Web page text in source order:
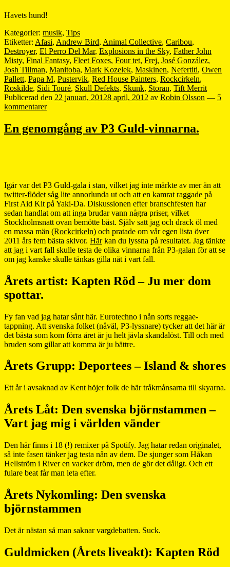
Havets hund!
Kategorier: musik, Tips
Etiketter: Afasi, Andrew Bird, Animal Collective, Caribou,
Destroyer, El Perro Del Mar, Explosions in the Sky, Father John
Misty, Final Fantasy, Fleet Foxes, Four tet, Frej, José González,
Josh Tillman, Manitoba, Mark Kozelek, Maskinen, Nefertiti, Owen
Pallett, Papa M, Pustervik, Red House Painters, Rockcirkeln,
Roskilde, Sidi Touré, Skull Defekts, Skunk, Storan, Tift Merrit
Publicerad den 22 januari, 20128 april, 2012 av Robin Olsson — 5
kommentarer
En genomgång av P3 Guld-vinnarna.
Igår var det P3 Guld-gala i stan, vilket jag inte märkte av mer än att
twitter-flödet såg lite annorlunda ut och att en kamrat raggade på
First Aid Kit på Yaki-Da. Diskussionen efter branschfesten har
sedan handlat om att inga brudar vann några priser, vilket
Stockholmsnatt ovan bemötte bäst. Själv satt jag och drack öl med
en massa män (Rockcirkeln) och pratade om vår egen lista över
2011 års fem bästa skivor. Härkan du lyssna på resultatet. Jag tänkte
att jag i vart fall skulle testa de olika vinnarna från P3-galan för att se
om jag kanske skulle tänkas gilla nåt i vart fall.
Årets artist: Kapten Röd – Ju mer dom
spottar.
Fy fan vad jag hatar sånt här. Eurotechno i nån sorts reggae-
tappning. Att svenska folket (nåväl, P3-lyssnare) tycker att det här är
det bästa som kom förra året är ju helt jävla skandalöst. Till och med
bruden som gillar att komma är ju bättre.
Årets Grupp: Deportees – Island & shores
Ett år i avsaknad av Kent höjer folk de här tråkmånsarna till skyarna.
Årets Låt: Den svenska björnstammen –
Vart jag mig i världen vänder
Den här finns i 18 (!) remixer på Spotify. Jag hatar redan originalet,
så inte fasen tänker jag testa nån av dem. De sjunger som Håkan
Hellström i River en vacker dröm, men de gör det dåligt. Och ett
fulare beat får man leta efter.
Årets Nykomling: Den svenska
björnstammen
Det är nästan så man saknar vargdebatten. Suck.
Guldmicken (Årets liveakt): Kapten Röd